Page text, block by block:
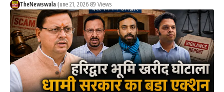
TheNewswala June 21, 2026 89 Views